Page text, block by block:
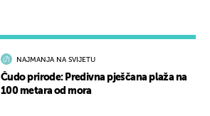
NAJMANJA NA SVIJETU
Čudo prirode: Predivna pješčana plaža na
100 metara od mora